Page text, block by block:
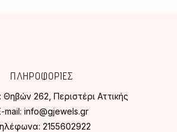
ΠΛΗΡΟΦΟΡΙΕΣ
Θηβών 262, Περιστέρι Αττικής
mail: info@gjewels.gr
2155602922